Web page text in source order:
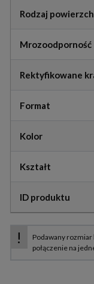
Rodzaj
Mrozoodporność
Rektyfikowane
Format
Kolor
Kształt
ID produktu